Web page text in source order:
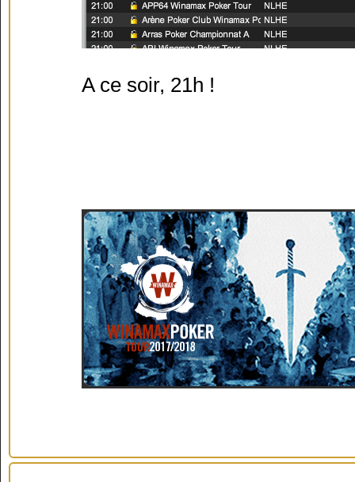
A ce soir, 21h !